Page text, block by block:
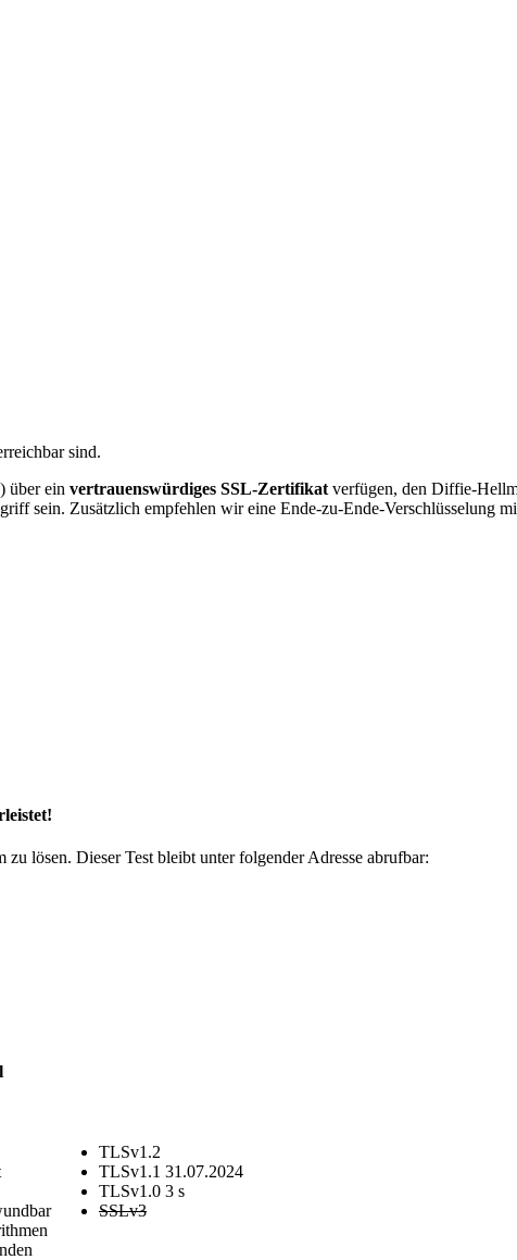
sind.
über ein vertrauenswürdiges SSL-Zertifikat verfügen, den Diffie-
sein. Zusätzlich empfehlen wir eine Ende-zu-Ende-Verschlüsselung
lösen. Dieser Test bleibt unter folgender Adresse abrufbar:
TLSv1.2
TLSv1.1
TLSv1.0
SSLv3
31.07.2024
3 s